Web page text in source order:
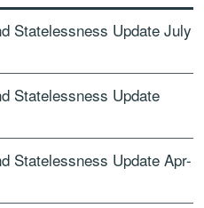
Statelessness Update July
Statelessness Update
Statelessness Update Apr-